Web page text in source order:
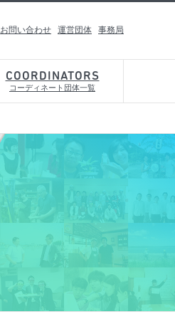
お問い合わせ 運営団体
事務局
COORDINATORS
コーディネート団体一覧